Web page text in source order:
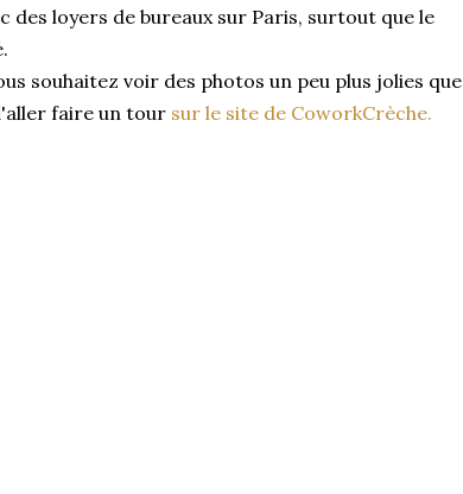
des loyers de bureaux sur Paris, surtout que le
souhaitez voir des photos un peu plus jolies que
faire un tour sur le site de CoworkCrèche.